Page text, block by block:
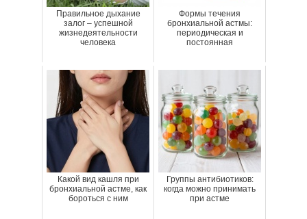
Правильное дыхание
залог – успешной
жизнедеятельности
человека
Формы течения
бронхиальной астмы:
периодическая и
постоянная
Какой вид кашля при
бронхиальной астме, как
бороться с ним
Группы антибиотиков:
когда можно принимать
при астме